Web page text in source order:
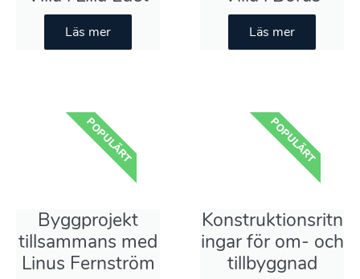
Läs mer Läs mer
Byggprojekt
tillsammans med
Linus Fernström
POPULÄRT
Konstruktionsritn
ingar för om- och
tillbyggnad
POPULÄRT